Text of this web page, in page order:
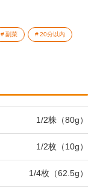
副菜 20分以内
1/2株（80g）
1/2枚（10g）
1/4枚（62.5g）